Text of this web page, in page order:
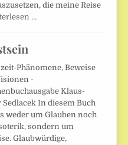
die meine Reise
…
Phänomene, Beweise
-
Klaus-
Sedlacek In diesem Buch
weder um Glauben noch
sondern um
Glaubwürdige,